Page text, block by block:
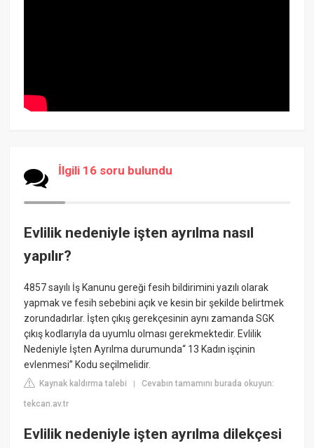
İlgili 16 soru bulundu
Evlilik nedeniyle işten ayrılma nasıl
yapılır?
4857 sayılı İş Kanunu gereği fesih bildirimini yazılı olarak
yapmak ve fesih sebebini açık ve kesin bir şekilde belirtmek
zorundadırlar. İşten çıkış gerekçesinin aynı zamanda SGK
çıkış kodlarıyla da uyumlu olması gerekmektedir. Evlilik
Nedeniyle İşten Ayrılma durumunda“ 13 Kadın işçinin
evlenmesi” Kodu seçilmelidir.
Kaynak kaldırma talebi |Cevabın tamamını burada okuyun:
tekcan.av.tr
Evlilik nedeniyle işten ayrılma dilekçesi